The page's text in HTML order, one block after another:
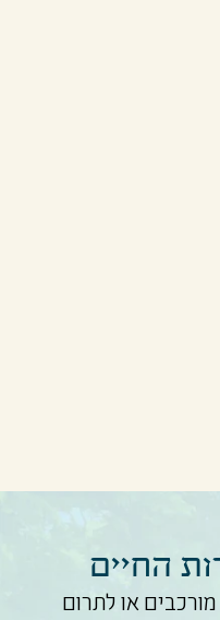
החיים
מורכבים או לתרום